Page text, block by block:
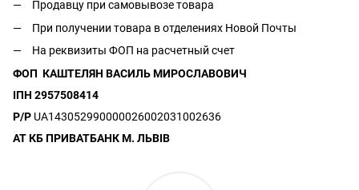
Продавцу при самовывозе товара
При получении товара в отделениях Новой Почты
На реквизиты ФОП на расчетный счет
ФОП КАШТЕЛЯН ВАСИЛЬ МИРОСЛАВОВИЧ
ІПН 2957508414
Р/Р UA143052990000026002031002636
АТ КБ ПРИВАТБАНК М. ЛЬВІВ